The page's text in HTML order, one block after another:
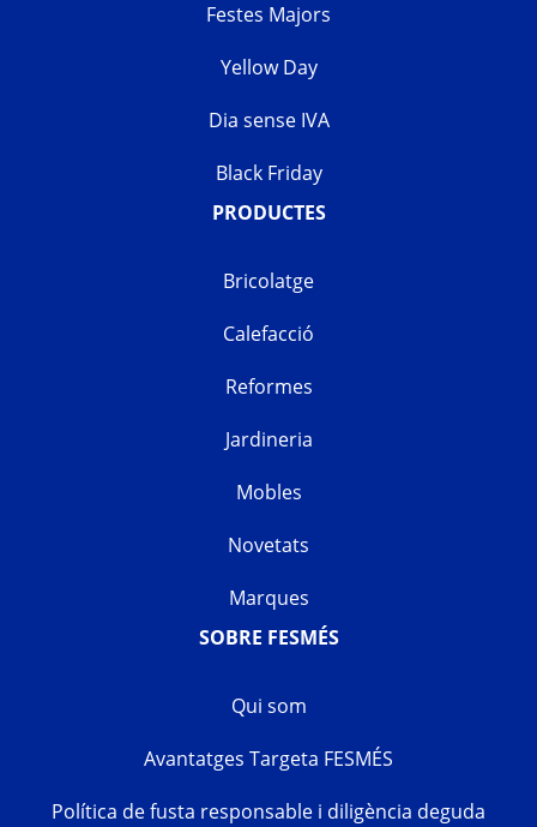
Festes Majors
Yellow Day
Dia sense IVA
Black Friday
PRODUCTES
Bricolatge
Calefacció
Reformes
Jardineria
Mobles
Novetats
Marques
SOBRE FESMÉS
Qui som
Avantatges Targeta FESMÉS
Política de fusta responsable i diligència deguda